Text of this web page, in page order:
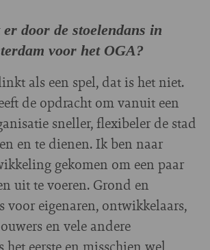
door de stoelendans in
voor het OGA?
als een spel, dat is het niet.
de opdracht om vanuit een
sneller, flexibeler de stad
en te dienen. Ik ben naar
gekomen om een paar
uit te voeren. Grond en
eigenaren, ontwikkelaars,
en vele andere